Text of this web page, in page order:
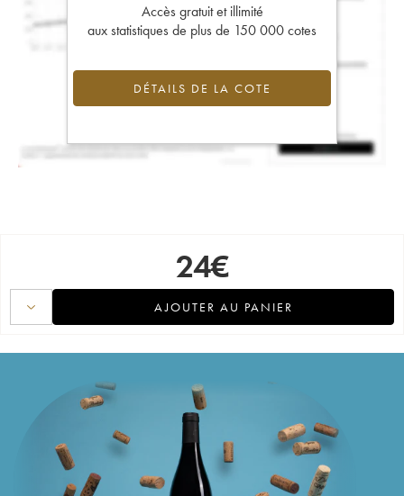
Accès gratuit et illimité
aux statistiques de plus de 150 000 cotes
DÉTAILS DE LA COTE
24€
AJOUTER AU PANIER